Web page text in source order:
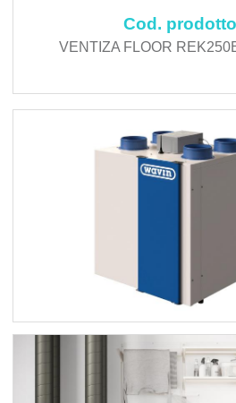
Cod. prodotto
VENTIZA FLOOR